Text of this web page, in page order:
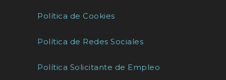
Política de Cookies
Política de Redes Sociales
Política Solicitante de Empleo